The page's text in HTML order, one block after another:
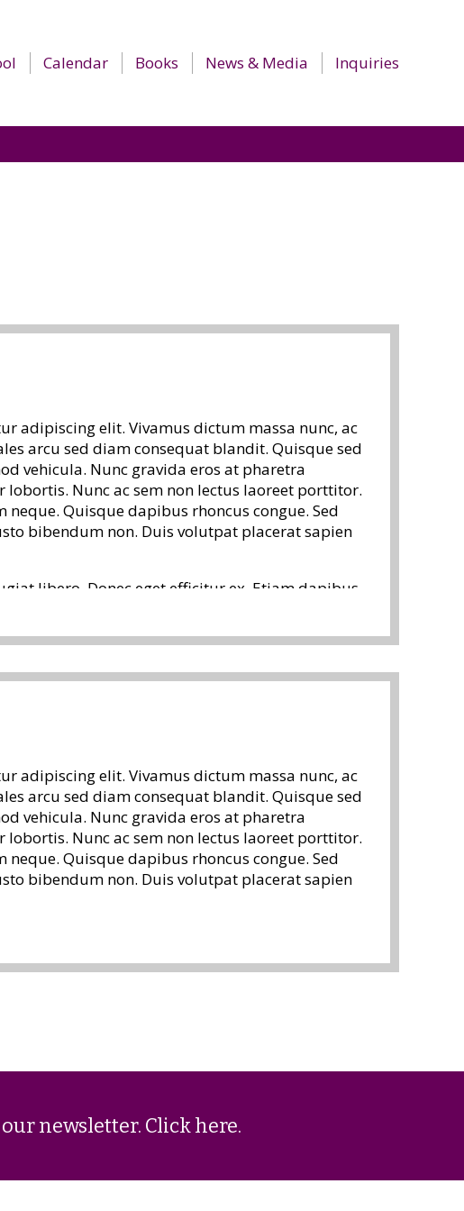
Calendar Books News & Media Inquiries
adipiscing elit. Vivamus dictum massa nunc, ac
arcu sed diam consequat blandit. Quisque sed
vehicula. Nunc gravida eros at pharetra
Nunc ac sem non lectus laoreet porttitor.
Quisque dapibus rhoncus congue. Sed
bibendum non. Duis volutpat placerat sapien
libero. Donec eget efficitur ex. Etiam dapibus
efficitur turpis et cursus. Class aptent taciti
nec. Pellentesque fermentum vehicula
hendrerit, vel sodales dui pulvinar. Aliquam
ante. Integer hendrerit tellus at laoreet varius.
urna, in scelerisque quam. Praesent et
Cras eu arcu rutrum, pulvinar massa sit amet,
id fringilla nec, sodales non enim. Aenean
ultricies venenatis velit et varius. Proin pulvinar
Sed sit amet tellus id massa volutpat congue
pharetra sit amet pharetra nec, consectetur in
magnis dis parturient montes, nascetur
consectetur adipiscing elit. Cras eget
adipiscing elit. Vivamus dictum massa nunc, ac
arcu sed diam consequat blandit. Quisque sed
vehicula. Nunc gravida eros at pharetra
Nunc ac sem non lectus laoreet porttitor.
Quisque dapibus rhoncus congue. Sed
bibendum non. Duis volutpat placerat sapien
newsletter. Click here.